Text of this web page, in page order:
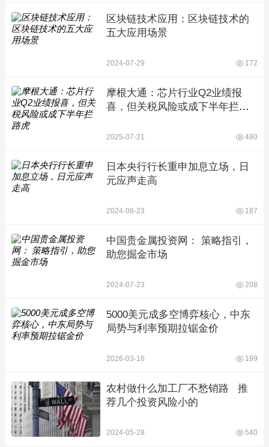
区块链技术应用：区块链技术的
五大应用场景
2024-07-29 172
摩根大通：芯片行业Q2业绩报
喜，但关税风险或成下半年拦路
2025-07-21 480
日本央行行长重申加息立场，日
元应声走高
2024-08-23 187
中国贵金属投资网： 策略指引，
助您掘金市场
2024-07-23 208
5000美元成多空博弈核心，中东
局势与利率预期拉锯金价
2026-03-16 199
农村做什么加工厂不愁销路   推
荐几个投资风险小的
2024-05-28 540